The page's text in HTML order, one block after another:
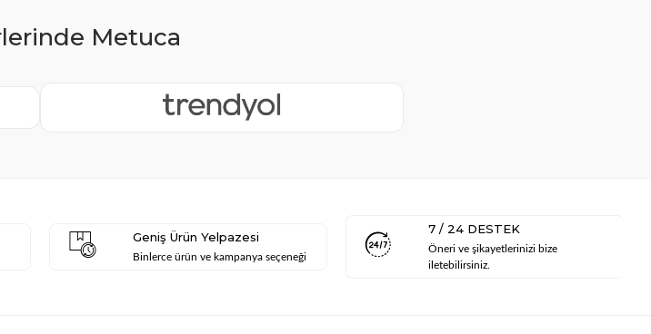
Geniş Ürün Yelpazesi
Binlerce ürün ve kampanya seçeneği
7 / 24 DESTEK
Öneri ve şikayetlerinizi bize
iletebilirsiniz.